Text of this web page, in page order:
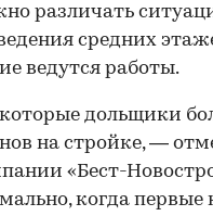
различать
средних
ведутся работы.
дольщики
на стройке, —
«Бест-
когда первые